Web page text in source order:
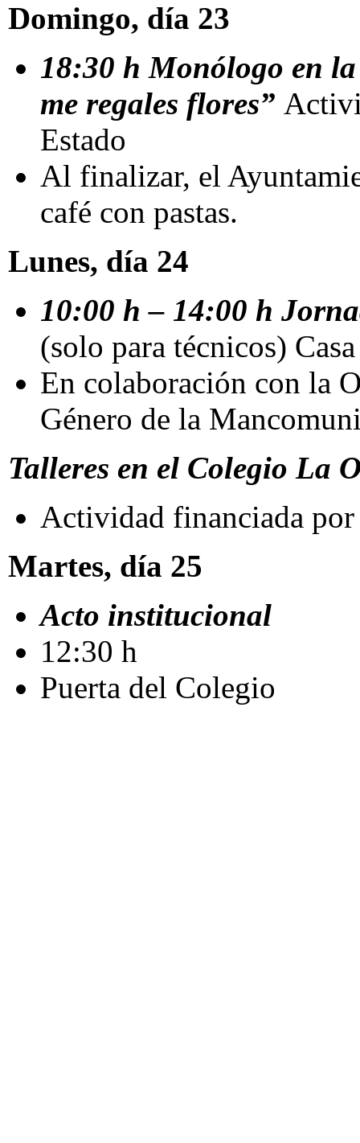
Domingo, día 23
18:30 h Monólogo en
me regales flores”
Estado
Al finalizar, el
café con pastas.
Lunes, día 24
10:00 h – 14:00 h
(solo para técnicos)
En colaboración con la
Género de la
Talleres en el Colegio La
Actividad financiada por
Martes, día 25
Acto institucional
12:30 h
Puerta del Colegio